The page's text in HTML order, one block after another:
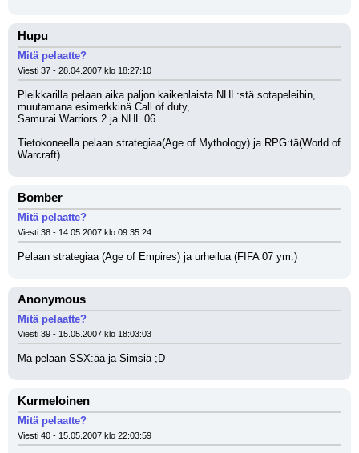
Hupu
Mitä pelaatte?
Viesti 37 - 28.04.2007 klo 18:27:10
Pleikkarilla pelaan aika paljon kaikenlaista NHL:stä sotapeleihin,
muutamana esimerkkinä Call of duty,
Samurai Warriors 2 ja NHL 06.
Tietokoneella pelaan strategiaa(Age of Mythology) ja RPG:tä(World of
Warcraft)
Bomber
Mitä pelaatte?
Viesti 38 - 14.05.2007 klo 09:35:24
Pelaan strategiaa (Age of Empires) ja urheilua (FIFA 07 ym.)
Anonymous
Mitä pelaatte?
Viesti 39 - 15.05.2007 klo 18:03:03
Mä pelaan SSX:ää ja Simsiä ;D
Kurmeloinen
Mitä pelaatte?
Viesti 40 - 15.05.2007 klo 22:03:59